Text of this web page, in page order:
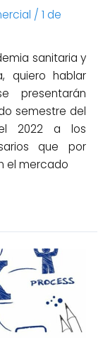
/ 1 de
sanitaria y
quiero hablar
presentarán
semestre del
2022 a los
que por
el mercado